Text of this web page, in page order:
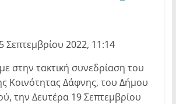
Σεπτεμβρίου 2022, 11:14
τακτική συνεδρίαση του
Κοινότητας Δάφνης, του Δήμου
την Δευτέρα 19 Σεπτεμβρίου